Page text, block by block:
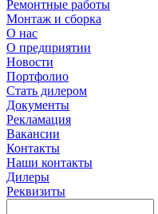
Ремонтные работы
Монтаж и сборка
О нас
О предприятии
Новости
Портфолио
Стать дилером
Документы
Рекламация
Вакансии
Контакты
Наши контакты
Дилеры
Реквизиты